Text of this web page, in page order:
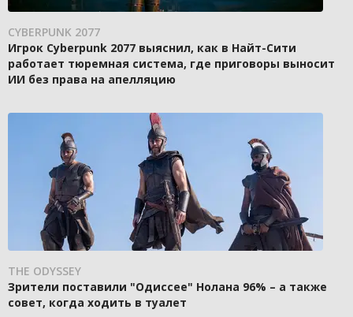
CYBERPUNK 2077
Игрок Cyberpunk 2077 выяснил, как в Найт-Сити
работает тюремная система, где приговоры выносит
ИИ без права на апелляцию
THE ODYSSEY
Зрители поставили "Одиссее" Нолана 96% – а также
совет, когда ходить в туалет